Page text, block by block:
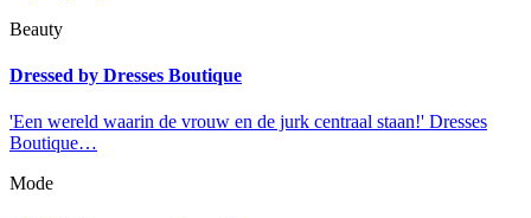
Beauty
Dressed by Dresses Boutique
'Een wereld waarin de vrouw en de jurk centraal staan!' Dresses
Boutique…
Mode